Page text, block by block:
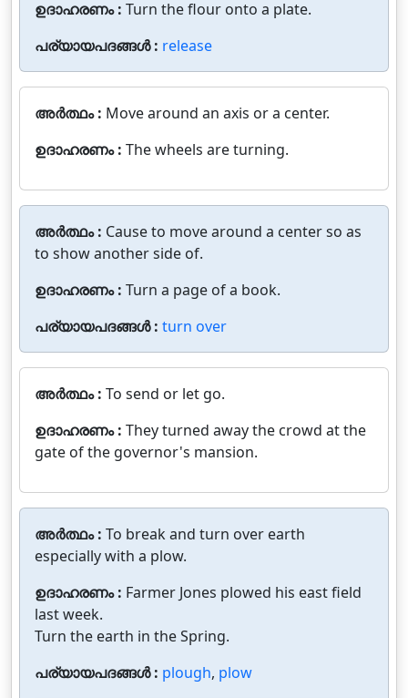
ഉദാഹരണം : Turn the flour onto a plate.
പര്യായപദങ്ങൾ : release
അർത്ഥം : Move around an axis or a center.
ഉദാഹരണം : The wheels are turning.
അർത്ഥം : Cause to move around a center so as
to show another side of.
ഉദാഹരണം : Turn a page of a book.
പര്യായപദങ്ങൾ : turn over
അർത്ഥം : To send or let go.
ഉദാഹരണം : They turned away the crowd at the
gate of the governor's mansion.
അർത്ഥം : To break and turn over earth
especially with a plow.
ഉദാഹരണം : Farmer Jones plowed his east field
last week.
Turn the earth in the Spring.
പര്യായപദങ്ങൾ : plough, plow